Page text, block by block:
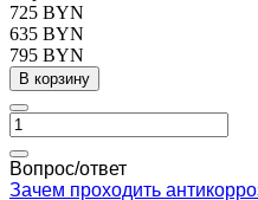
725 BYN
635 BYN
795 BYN
В корзину
Вопрос/ответ
Зачем проходить